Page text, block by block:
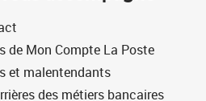
de Mon Compte La Poste
et malentendants
des métiers bancaires